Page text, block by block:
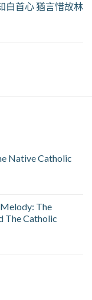
白首心 猶言惜故林
Native Catholic
The
The Catholic